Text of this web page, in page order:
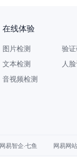
在线体验
图片检测
文本检测
音视频检测
验
人
网易智企·七鱼 网易网